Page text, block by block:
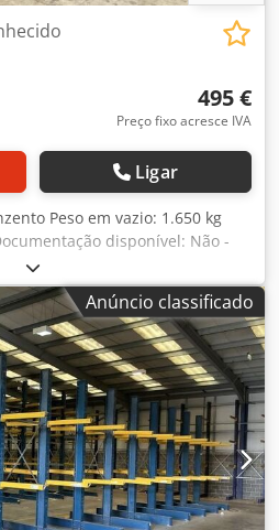
495 €
Preço fixo acresce IVA
Ligar
Peso em vazio: 1.650 kg
disponível: Não -
- Tipo de estante: Dupla -
11 - Número de vigas [Unid.]:
por coluna [kg]: 6000 -
[kg]: 1000 - Comprimento
da coluna [mm]: 5520 -
1220 - Largura entre colunas
[kg]: 1650 kg Crsdpeza Tc
IVA: O preço indicado é
de diferença: IVA
e aceitação de troca
para tudo do setor
Anúncio classificado